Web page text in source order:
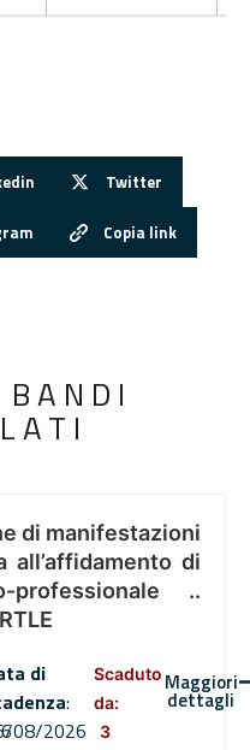
Twitter
Copia link
di manifestazioni
di
..
di
:
08/2026
Scaduto
da:
3
Maggiori
dettagli